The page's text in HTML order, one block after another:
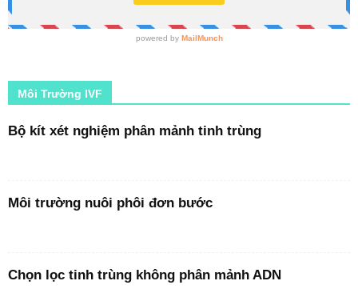
Môi Trường IVF
Bộ kít xét nghiệm phân mảnh tinh trùng
Môi trường nuôi phôi đơn bước
Chọn lọc tinh trùng không phân mảnh ADN